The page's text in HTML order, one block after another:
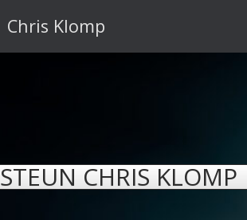
Chris Klomp
STEUN CHRIS KLOMP